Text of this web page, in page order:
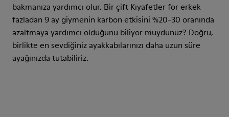
bakmanıza yardımcı olur. Bir çift Kıyafetler for erkek
fazladan 9 ay giymenin karbon etkisini %20-30 oranında
azaltmaya yardımcı olduğunu biliyor muydunuz? Doğru,
birlikte en sevdiğiniz ayakkabılarınızı daha uzun süre
ayağınızda tutabiliriz.